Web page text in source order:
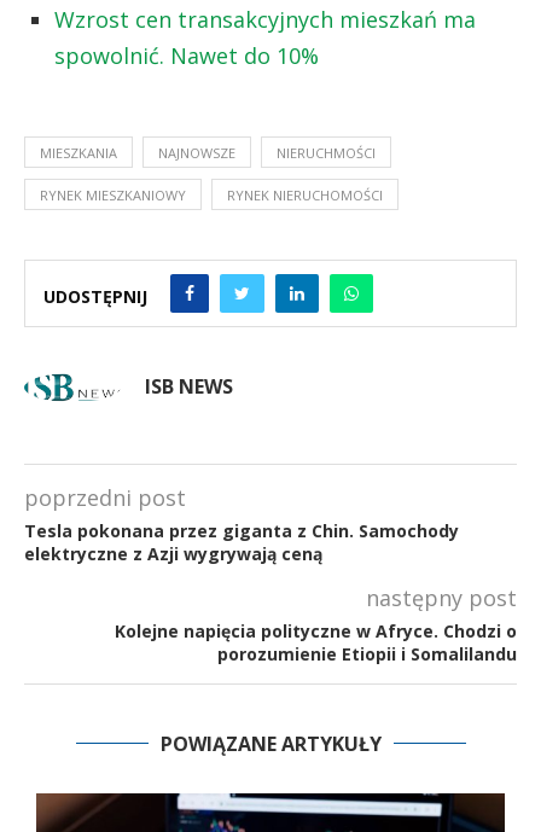
Wzrost cen transakcyjnych mieszkań ma
spowolnić. Nawet do 10%
MIESZKANIA NAJNOWSZE NIERUCHMOŚCI
RYNEK MIESZKANIOWY RYNEK NIERUCHOMOŚCI
UDOSTĘPNIJ
ISB NEWS
poprzedni post
Tesla pokonana przez giganta z Chin. Samochody
elektryczne z Azji wygrywają ceną
następny post
Kolejne napięcia polityczne w Afryce. Chodzi o
porozumienie Etiopii i Somalilandu
POWIĄZANE ARTYKUŁY